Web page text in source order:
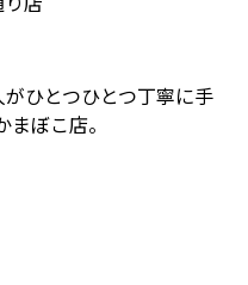
ひとつひとつ丁寧に手
ぼこ店。